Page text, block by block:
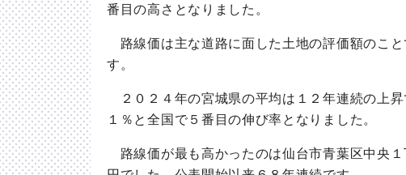
番目の高さとなりました。
路線価は主な道路に面した土地の評価額のこ
す。
２０２４年の宮城県の平均は１２年連続の上
１％と全国で５番目の伸び率となりました。
路線価が最も高かったのは仙台市青葉区中央